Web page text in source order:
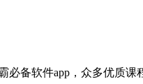
备软件app，众多优质